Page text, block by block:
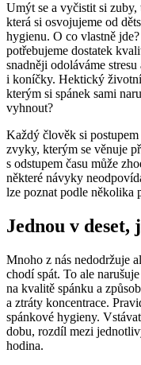
Umýt se a vyčistit si
která si osvojujeme od
hygienu. O co vlastně
potřebujeme dostatek
snadněji odoláváme
i koníčky. Hektický
kterým si spánek sami
vyhnout?
Každý člověk si
zvyky, kterým se věnuje
s odstupem času může
některé návyky
lze poznat podle několika
Jednou v deset,
Mnoho z nás nedodržuje
chodí spát. To ale
na kvalitě spánku a
a ztráty koncentrace.
spánkové hygieny.
dobu, rozdíl mezi
hodina.